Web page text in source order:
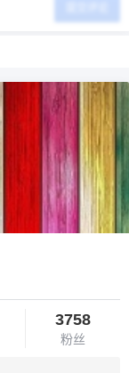
3758
粉丝